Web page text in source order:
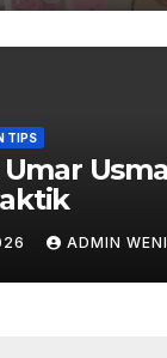
TIPS
ADMIN